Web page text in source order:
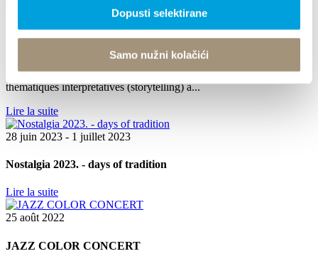
Dopusti selektirane
Samo nužni kolačići
1 juillet 2023 - 1 septembre 2023
L'Office du Tourisme de Kaštela organise 3 promenades
thématiques interprétatives (storytelling) à...
Lire la suite
28 juin 2023 - 1 juillet 2023
Nostalgia 2023. - days of tradition
Lire la suite
25 août 2022
JAZZ COLOR CONCERT